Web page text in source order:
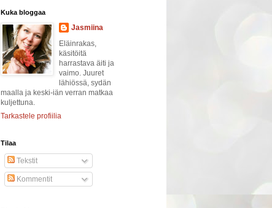
Kuka bloggaa
Jasmiina
Eläinrakas,
käsitöitä
harrastava äiti ja
vaimo. Juuret
lähiössä, sydän
maalla ja keski-iän verran matkaa
kuljettuna.
Tarkastele profiilia
Tilaa
Tekstit
Kommentit